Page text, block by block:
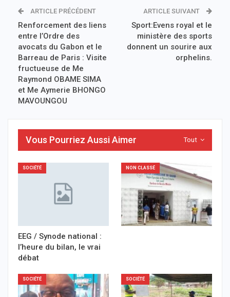
ARTICLE PRÉCÉDENT
Renforcement des liens
entre l’Ordre des
avocats du Gabon et le
Barreau de Paris : Visite
fructueuse de Me
Raymond OBAME SIMA
et Me Aymerie BHONGO
MAVOUNGOU
ARTICLE SUIVANT
Sport:Evens royal et le
ministère des sports
donnent un sourire aux
orphelins.
Tout
Vous Pourriez Aussi Aimer
SOCIÉTÉ
EEG / Synode national :
l’heure du bilan, le vrai
débat
NON CLASSÉ
SOCIÉTÉ SOCIÉTÉ